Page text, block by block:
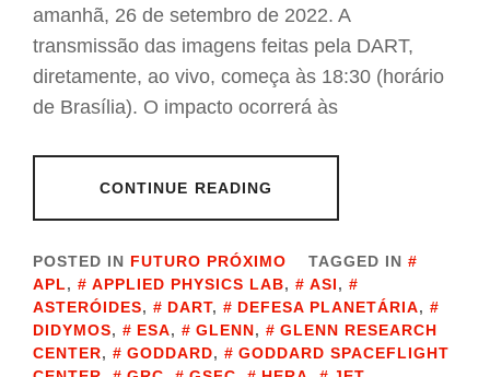
amanhã, 26 de setembro de 2022. A
transmissão das imagens feitas pela DART,
diretamente, ao vivo, começa às 18:30 (horário
de Brasília). O impacto ocorrerá às
CONTINUE READING
POSTED IN FUTURO PRÓXIMO
TAGGED IN
APL, APPLIED PHYSICS LAB, ASI,
ASTERÓIDES, DART, DEFESA PLANETÁRIA,
DIDYMOS, ESA, GLENN,
GLENN RESEARCH
CENTER, GODDARD,
GODDARD SPACEFLIGHT